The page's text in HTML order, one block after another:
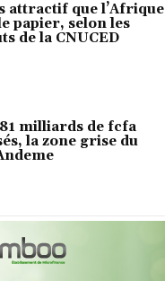
attractif que l’Afrique
papier, selon les
de la CNUCED
milliards de fcfa
la zone grise du